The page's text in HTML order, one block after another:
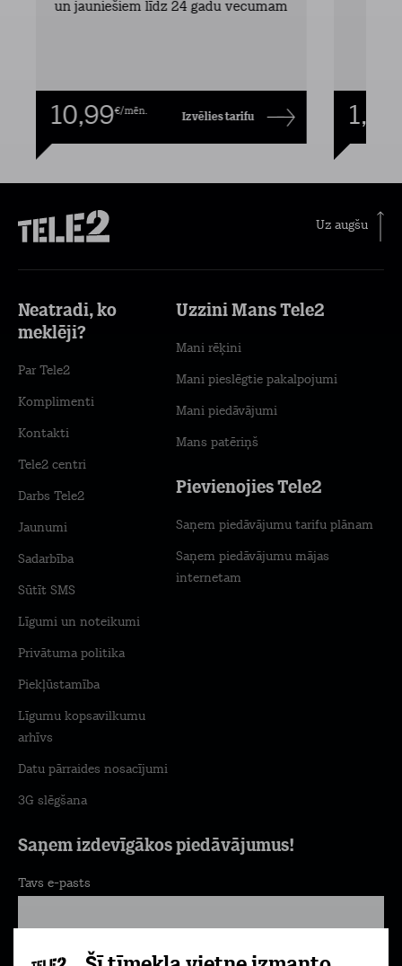
un jauniešiem līdz 24 gadu vecumam
10,99€/mēn. Izvēlies tarifu 1,00
Uz augšu
Saņem izdevīgākos piedāvājumus!
Tavs e-pasts
Pierakstīties
Neatradi, ko
meklēji?
Par Tele2
Komplimenti
Kontakti
Tele2 centri
Darbs Tele2
Jaunumi
Sadarbība
Sūtīt SMS
Līgumi un noteikumi
Privātuma politika
Piekļūstamība
Līgumu kopsavilkumu
arhīvs
Datu pārraides nosacījumi
3G slēgšana
Uzzini Mans Tele2
Mani rēķini
Mani pieslēgtie pakalpojumi
Mani piedāvājumi
Mans patēriņš
Pievienojies Tele2
Saņem piedāvājumu tarifu plānam
Saņem piedāvājumu mājas
internetam